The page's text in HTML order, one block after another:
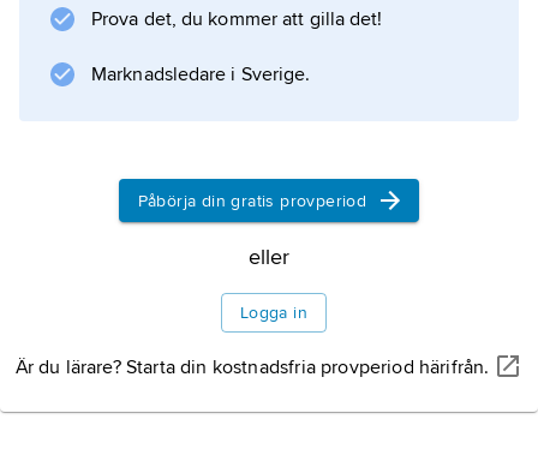
Prova det, du kommer att gilla det!
Marknadsledare i Sverige.
Påbörja din gratis provperiod
eller
Logga in
Är du lärare? Starta din kostnadsfria provperiod härifrån.